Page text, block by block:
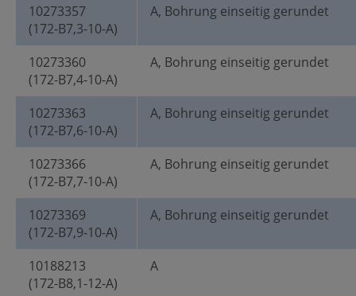
10273357
(172-B7,3-10-A)
A, Bohrung einseitig gerundet
10273360
(172-B7,4-10-A)
A, Bohrung einseitig gerundet
10273363
(172-B7,6-10-A)
A, Bohrung einseitig gerundet
10273366
(172-B7,7-10-A)
A, Bohrung einseitig gerundet
10273369
(172-B7,9-10-A)
A, Bohrung einseitig gerundet
10188213
(172-B8,1-12-A)
A